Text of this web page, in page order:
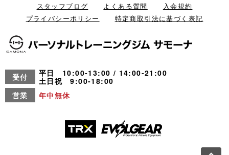
スタッフブログ
よくある質問
入会規約
プライバシーポリシー
特定商取引法に基づく表記
受付
平日 10:00-13:00 / 14:00-21:00
土日祝 9:00-18:00
営業
年中無休